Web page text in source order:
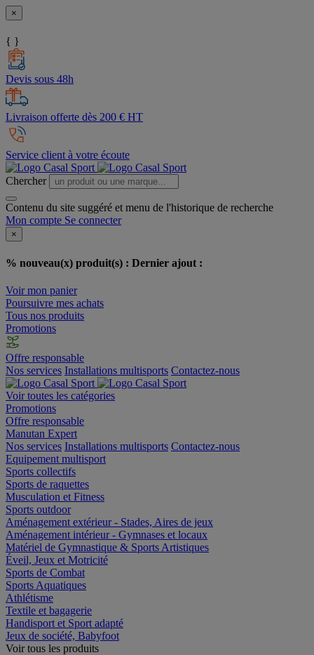
×
{ }
Devis sous 48h
Livraison offerte dès 200 € HT
Service client à votre écoute
Chercher
Contenu du site suggéré et menu de l'historique de recherche
Mon compte Se connecter
×
% nouveau(x) produit(s) : Dernier ajout :
Voir mon panier
Poursuivre mes achats
Tous nos produits
Promotions
Offre responsable
Nos services Installations multisports Contactez-nous
Voir toutes les catégories
Promotions
Offre responsable
Manutan Expert
Nos services Installations multisports Contactez-nous
Equipement multisport
Sports collectifs
Sports de raquettes
Musculation et Fitness
Sports outdoor
Aménagement extérieur - Stades, Aires de jeux
Aménagement intérieur - Gymnases et locaux
Matériel de Gymnastique & Sports Artistiques
Éveil, Jeux et Motricité
Sports de Combat
Sports Aquatiques
Athlétisme
Textile et bagagerie
Handisport et Sport adapté
Jeux de société, Babyfoot
Voir tous les produits